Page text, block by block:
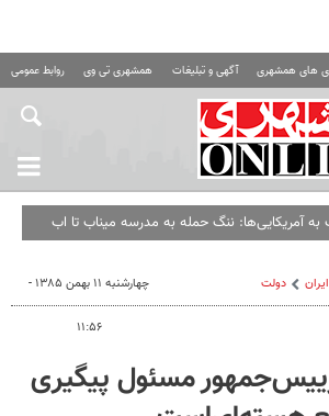
های همشهری آگهی و تبلیغات همشهری تی وی روابط عمومی
آمریکایی‌ها: ننگ حمله به مدرسه میناب تا ابد بر
دولت چهارشنبه ۱۱ بهمن ۱۳۸۵ -
۱۱:۵۶
مسئول پیگیری